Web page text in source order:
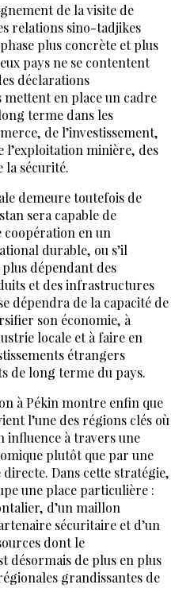
de la visite de
relations sino-tadjikes
plus concrète et plus
pays ne se contentent
déclarations
mettent en place un cadre
terme dans les
de l’investissement,
l’exploitation minière, des
la sécurité.
demeure toutefois de
sera capable de
en un
durable, ou s’il
dépendant des
et des infrastructures
dépendra de la capacité de
son économie, à
locale et à faire en
étrangers
de long terme du pays.
à Pékin montre enfin que
l’une des régions clés où
influence à travers une
plutôt que par une
Dans cette stratégie,
une place particulière :
d’un maillon
sécuritaire et d’un
dont le
désormais de plus en plus
grandissantes de